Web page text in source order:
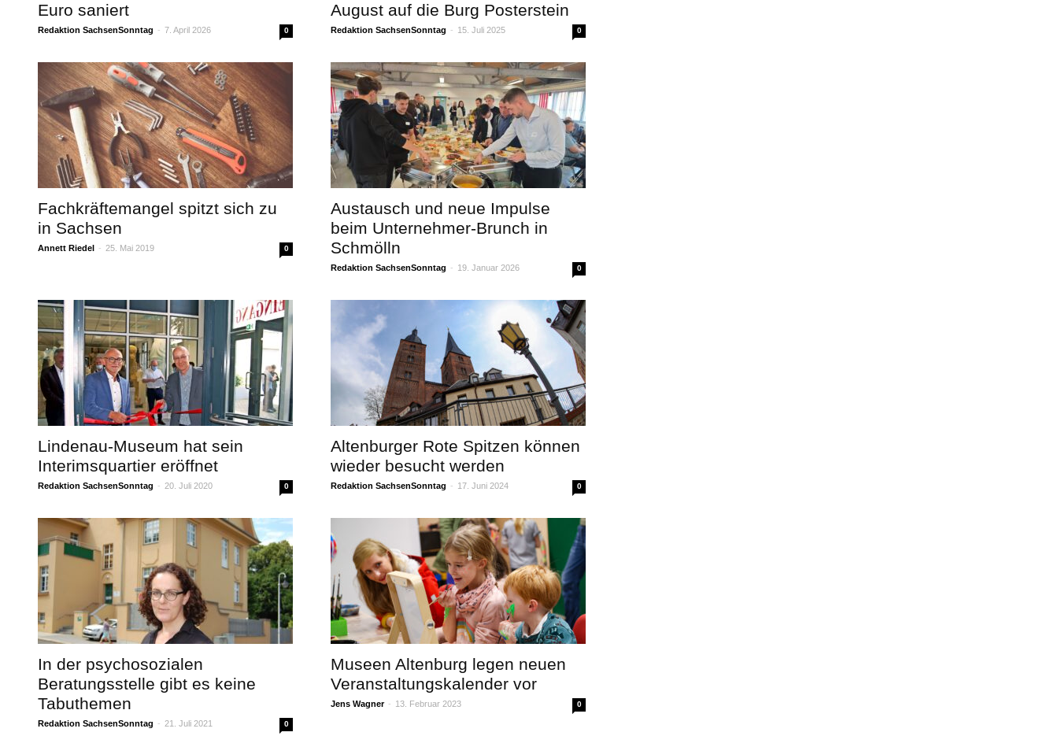
Euro saniert
Redaktion SachsenSonntag - 7. April 2026 0
August auf die Burg Posterstein
Redaktion SachsenSonntag - 15. Juli 2025 0
Fachkräftemangel spitzt sich zu
in Sachsen
Annett Riedel - 25. Mai 2019 0
Austausch und neue Impulse
beim Unternehmer-Brunch in
Schmölln
Redaktion SachsenSonntag - 19. Januar 2026 0
Lindenau-Museum hat sein
Interimsquartier eröffnet
Redaktion SachsenSonntag - 20. Juli 2020 0
Altenburger Rote Spitzen können
wieder besucht werden
Redaktion SachsenSonntag - 17. Juni 2024 0
In der psychosozialen
Beratungsstelle gibt es keine
Tabuthemen
Redaktion SachsenSonntag - 21. Juli 2021 0
Museen Altenburg legen neuen
Veranstaltungskalender vor
Jens Wagner - 13. Februar 2023 0